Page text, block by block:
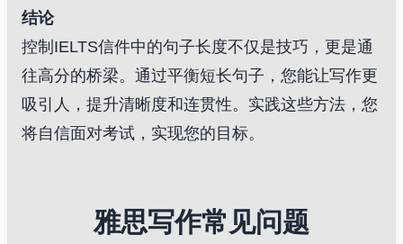
结论
控制IELTS信件中的句子长度不仅是技巧，更是通
往高分的桥梁。通过平衡短长句子，您能让写作更
吸引人，提升清晰度和连贯性。实践这些方法，您
将自信面对考试，实现您的目标。
雅思写作常见问题